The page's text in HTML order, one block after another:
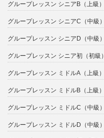
グループレッスン シニアB（上級）
グループレッスン シニアC（中級）
グループレッスン シニアD（中級）
グループレッスン シニア初（初級）
グループレッスン ミドルA（上級）
グループレッスン ミドルB（上級）
グループレッスン ミドルC（中級）
グループレッスン ミドルD（中級）